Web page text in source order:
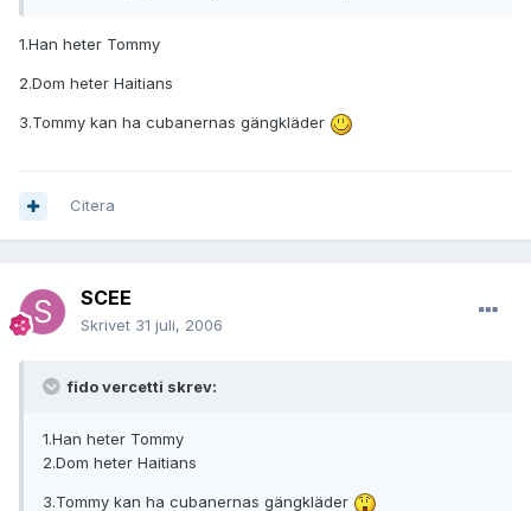
1.Han heter Tommy
2.Dom heter Haitians
3.Tommy kan ha cubanernas gängkläder
Citera
SCEE
Skrivet 31 juli, 2006
fido vercetti skrev:
1.Han heter Tommy
2.Dom heter Haitians
3.Tommy kan ha cubanernas gängkläder